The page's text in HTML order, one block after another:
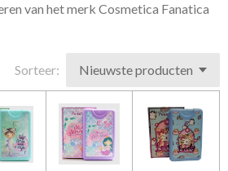
van het merk Cosmetica Fanatica
Sorteer: